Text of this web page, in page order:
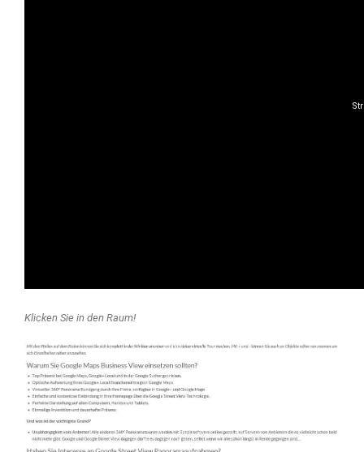
Klicken Sie in den Raum!